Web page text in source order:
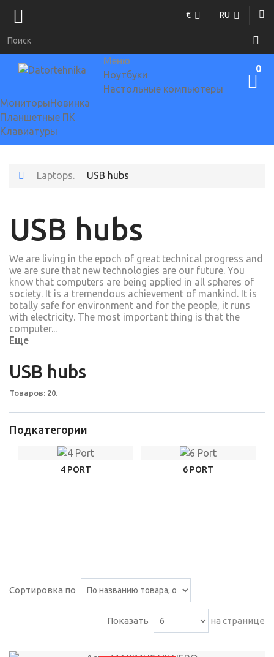
RU
€
0
Меню
Ноутбуки
Настольные компьютеры
МониторыНовинка
Планшетные ПК
Клавиатуры
Laptops. USB hubs
USB hubs
We are living in the epoch of great technical progress and
we are sure that new technologies are our future. You
know that computers are being applied in all spheres of
society. It is a tremendous achievement of mankind. It is
totally safe for environment and for the people, it runs
with electricity. The most important thing is that the
computer...
Еще
USB hubs
Товаров: 20.
Подкатегории
4 PORT 6 PORT
Сортировка по
Показать на странице